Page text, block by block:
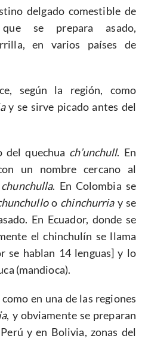
delgado comestible de
se prepara asado,
en varios países de
según la región, como
y se sirve picado antes del
del quechua ch’unchull. En
un nombre cercano al
chunchulla. En Colombia se
o chinchurriay se
En Ecuador, donde se
el chinchulín se llama
se hablan 14 lenguas] y lo
(mandioca).
en una de las regiones
, y obviamente se preparan
y en Bolivia, zonas del